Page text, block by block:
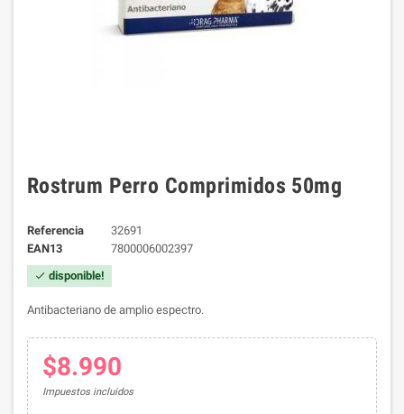
Rostrum Perro Comprimidos 50mg
Referencia
32691
EAN13
7800006002397
check disponible!
Antibacteriano de amplio espectro.
$8.990
Impuestos incluidos